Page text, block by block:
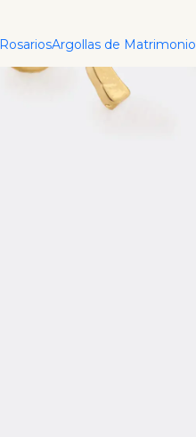
RosariosArgollas de Matrimonio